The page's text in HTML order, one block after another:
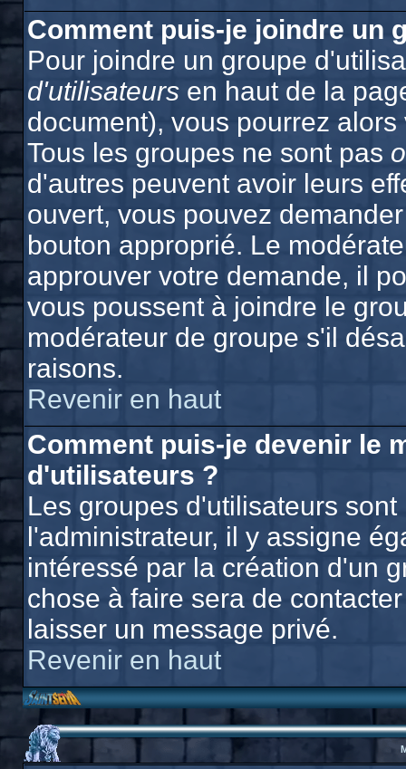
Comment puis-je joindre un
Pour joindre un groupe
d'utilisateursen haut de la
document), vous pourrez
Tous les groupes ne sont pas
d'autres peuvent avoir leurs
ouvert, vous pouvez
bouton approprié. Le
approuver votre demande, il
vous poussent à joindre le
modérateur de groupe s'il
raisons.
Revenir en haut
Comment puis-je devenir le
d'utilisateurs ?
Les groupes d'utilisateurs
l'administrateur, il y assigne
intéressé par la création d'un
chose à faire sera de
laisser un message privé.
Revenir en haut